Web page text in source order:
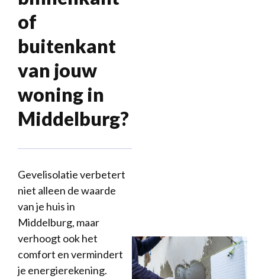
of
buitenkant
van jouw
woning in
Middelburg?
Gevelisolatie verbetert
niet alleen de waarde
van je huis in
Middelburg, maar
verhoogt ook het
comfort en vermindert
je energierekening.